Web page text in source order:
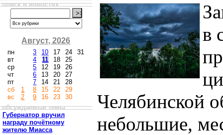
поиск в новостях
Август, 2026
пн
вт
ср
чт
пт
сб
вс
1
2
3
4
5
6
7
8
9
10
11
12
13
14
15
16
17
18
19
20
21
22
23
24
25
26
27
28
29
30
31
обсуждаемые темы
Губернатор вручил
награду почётному
жителю Миасса
в
Челябинской
небольшие,